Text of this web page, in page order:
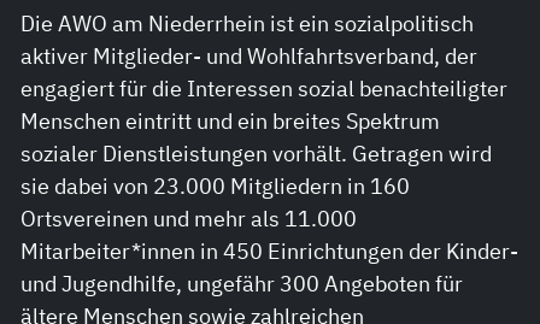
Die AWO am Niederrhein ist ein sozialpolitisch
aktiver Mitglieder- und Wohlfahrtsverband, der
engagiert für die Interessen sozial benachteiligter
Menschen eintritt und ein breites Spektrum
sozialer Dienstleistungen vorhält. Getragen wird
sie dabei von 23.000 Mitgliedern in 160
Ortsvereinen und mehr als 11.000
Mitarbeiter*innen in 450 Einrichtungen der Kinder-
und Jugendhilfe, ungefähr 300 Angeboten für
ältere Menschen sowie zahlreichen